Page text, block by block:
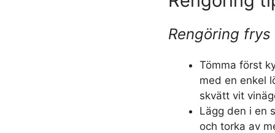
Rengöring frys
Tömma först
med en enkel
skvätt vit
Lägg den i en
och torka av